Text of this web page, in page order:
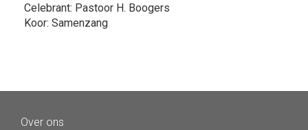
Celebrant: Pastoor H. Boogers
Koor: Samenzang
Over ons